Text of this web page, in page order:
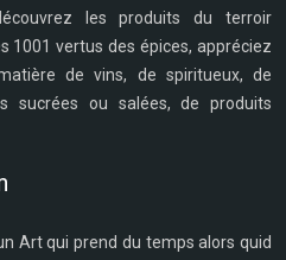
les produits du terroir
1001 vertus des épices, appréciez
de vins, de spiritueux, de
sucrées ou salées, de produits
Art qui prend du temps alors quid